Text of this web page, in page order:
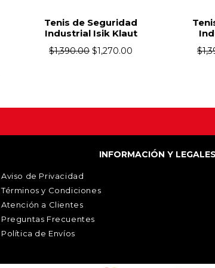
Tenis de Seguridad
Industrial Isik Klaut
$1,390.00 $1,270.00 $
INFORMACIÓN Y LEGALES
Aviso de Privacidad
Términos y Condiciones
Atención a Clientes
Preguntas Frecuentes
Política de Envíos